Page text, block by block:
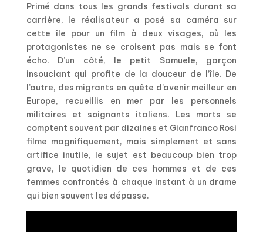
Primé dans tous les grands festivals durant sa
carrière, le réalisateur a posé sa caméra sur
cette île pour un film à deux visages, où les
protagonistes ne se croisent pas mais se font
écho. D’un côté, le petit Samuele, garçon
insouciant qui profite de la douceur de l’île. De
l’autre, des migrants en quête d’avenir meilleur en
Europe, recueillis en mer par les personnels
militaires et soignants italiens. Les morts se
comptent souvent par dizaines et Gianfranco Rosi
filme magnifiquement, mais simplement et sans
artifice inutile, le sujet est beaucoup bien trop
grave, le quotidien de ces hommes et de ces
femmes confrontés à chaque instant à un drame
qui bien souvent les dépasse.